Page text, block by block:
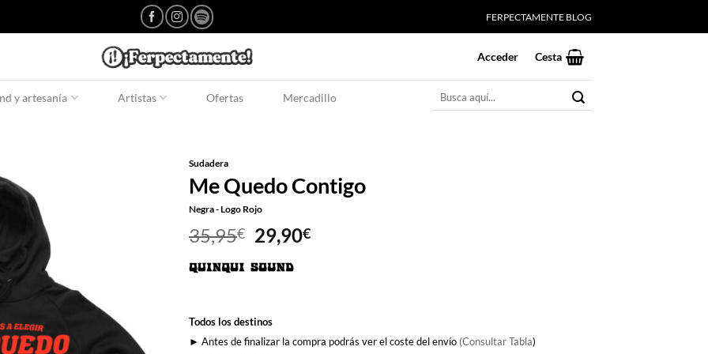
FERPECTAMENTE BLOG
Acceder Cesta
y artesanía Artistas Ofertas Mercadillo
Buscar
Sudadera
Me Quedo Contigo
Negra - Logo Rojo
35,95€ El
precio
original
29,90€El
Todos los destinos
► Antes de finalizar la compra podrás ver el coste del envío (Consultar Tabla)